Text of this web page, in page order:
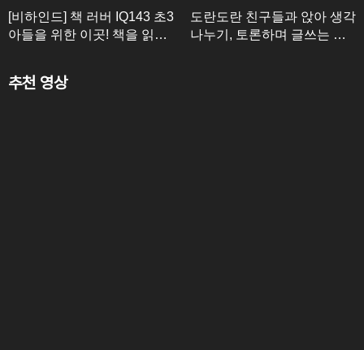
[비하인드] 책 러버 IQ143 초3
아들을 위한 이곳! 책을 읽고
험 수업★
도란도란 친구들과 앉아 생각
나누기, 토론하며 글쓰는 초
추천 영상